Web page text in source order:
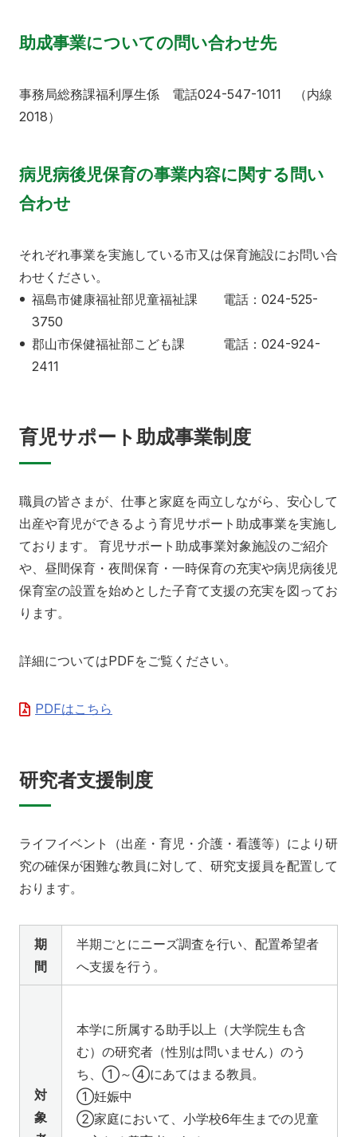
助成事業についての問い合わせ先
事務局総務課福利厚生係 電話024-547-1011 （内線
2018）
病児病後児保育の事業内容に関する問い
合わせ
それぞれ事業を実施している市又は保育施設にお問い合
わせください。
福島市健康福祉部児童福祉課 電話：024-525-
3750
郡山市保健福祉部こども課 電話：024-924-
2411
育児サポート助成事業制度
職員の皆さまが、仕事と家庭を両立しながら、安心して
出産や育児ができるよう育児サポート助成事業を実施し
ております。 育児サポート助成事業対象施設のご紹介
や、昼間保育・夜間保育・一時保育の充実や病児病後児
保育室の設置を始めとした子育て支援の充実を図ってお
ります。
詳細についてはPDFをご覧ください。
PDFはこちら
研究者支援制度
ライフイベント（出産・育児・介護・看護等）により研
究の確保が困難な教員に対して、研究支援員を配置して
おります。
期
間
半期ごとにニーズ調査を行い、配置希望者
へ支援を行う。
対
象
本学に所属する助手以上（大学院生も含
む）の研究者（性別は問いません）のう
ち、①～④にあてはまる教員。
①妊娠中
②家庭において、小学校6年生までの児童